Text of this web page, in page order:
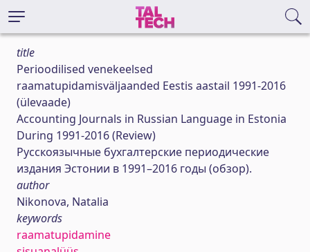
title
Perioodilised venekeelsed
raamatupidamisväljaanded Eestis aastail 1991-2016
(ülevaade)
Accounting Journals in Russian Language in Estonia
During 1991-2016 (Review)
Русскоязычные бухгалтерские периодические
издания Эстонии в 1991–2016 годы (обзор).
author
Nikonova, Natalia
keywords
raamatupidamine